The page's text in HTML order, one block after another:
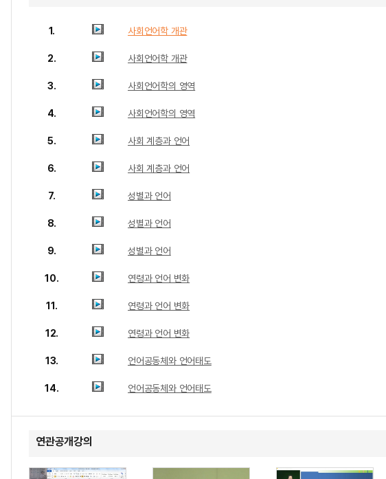
1. 사회언어학 개관
2. 사회언어학 개관
3. 사회언어학의 영역
4. 사회언어학의 영역
5. 사회 계층과 언어
6. 사회 계층과 언어
7. 성별과 언어
8. 성별과 언어
9. 성별과 언어
10. 연령과 언어 변화
11. 연령과 언어 변화
12. 연령과 언어 변화
13. 언어공동체와 언어태도
14. 언어공동체와 언어태도
연관공개강의